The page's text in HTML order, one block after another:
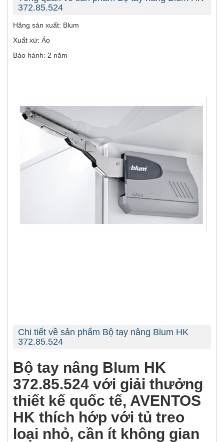
372.85.524
Hãng sản xuất: Blum
Xuất xứ: Áo
Bảo hành: 2 năm
Chi tiết về sản phẩm Bộ tay nâng Blum HK
372.85.524
Bộ tay nâng Blum HK
372.85.524 với giải thưởng
thiết kế quốc tế, AVENTOS
HK thích hớp với tủ treo
loại nhỏ, cần ít không gian